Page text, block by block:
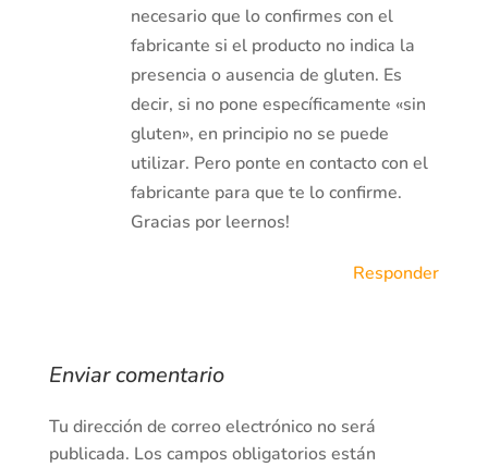
necesario que lo confirmes con el
fabricante si el producto no indica la
presencia o ausencia de gluten. Es
decir, si no pone específicamente «sin
gluten», en principio no se puede
utilizar. Pero ponte en contacto con el
fabricante para que te lo confirme.
Gracias por leernos!
Responder
Enviar comentario
Tu dirección de correo electrónico no será
publicada. Los campos obligatorios están